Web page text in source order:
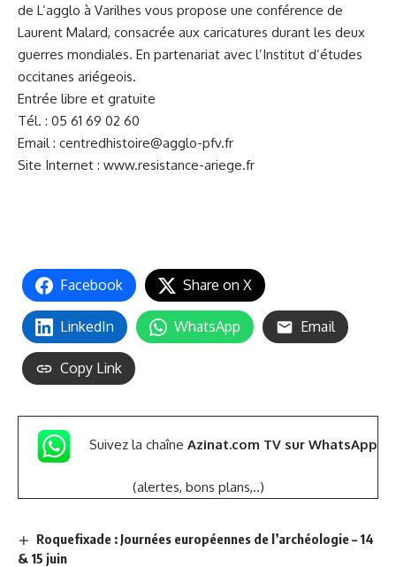
de L’agglo à Varilhes vous propose une conférence de
Laurent Malard, consacrée aux caricatures durant les deux
guerres mondiales. En partenariat avec l’Institut d’études
occitanes ariégeois.
Entrée libre et gratuite
Tél. : 05 61 69 02 60
Email : centredhistoire@agglo-pfv.fr
Site Internet : www.resistance-ariege.fr
Facebook Share on X
LinkedIn WhatsApp Email
Copy Link
Suivez la chaîne Azinat.com TV sur WhatsApp
(alertes, bons plans,..)
Roquefixade : Journées européennes de l’archéologie – 14
& 15 juin